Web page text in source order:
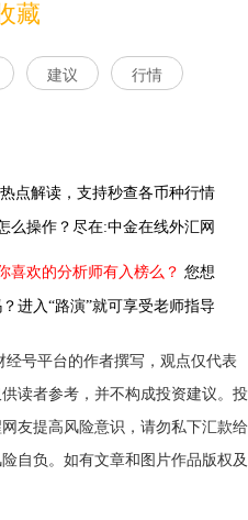
藏
建议 行情
点解读， 支持秒查各币种行情
么操作？尽在:中金在线外汇网
喜欢的分析师有入榜么？ 您想
进入“路演”就可享受老师指导
经号平台的作者撰写，观点仅代表
读者参考，并不构成投资建议。投
友提高风险意识，请勿私下汇款给
自负。如有文章和图片作品版权及